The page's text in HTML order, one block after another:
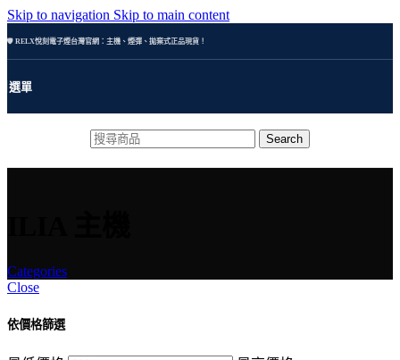
Skip to navigation Skip to main content
🛡️ RELX悅刻電子煙台灣官網：主機、煙彈、拋棄式正品現貨！
選單
Search
Categories
Close
依價格篩選